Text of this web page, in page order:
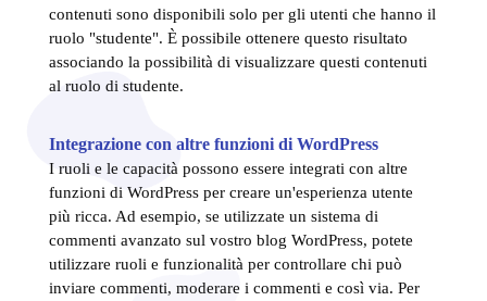
contenuti sono disponibili solo per gli utenti che hanno il
ruolo "studente". È possibile ottenere questo risultato
associando la possibilità di visualizzare questi contenuti
al ruolo di studente.
Integrazione con altre funzioni di WordPress
I ruoli e le capacità possono essere integrati con altre
funzioni di WordPress per creare un'esperienza utente
più ricca. Ad esempio, se utilizzate un sistema di
commenti avanzato sul vostro blog WordPress, potete
utilizzare ruoli e funzionalità per controllare chi può
inviare commenti, moderare i commenti e così via. Per